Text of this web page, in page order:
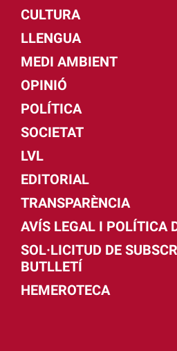
CULTURA
LLENGUA
MEDI AMBIENT
OPINIÓ
POLÍTICA
SOCIETAT
LVL
EDITORIAL
TRANSPARÈNCIA
AVÍS LEGAL I POLÍTICA
SOL·LICITUD DE
BUTLLETÍ
HEMEROTECA